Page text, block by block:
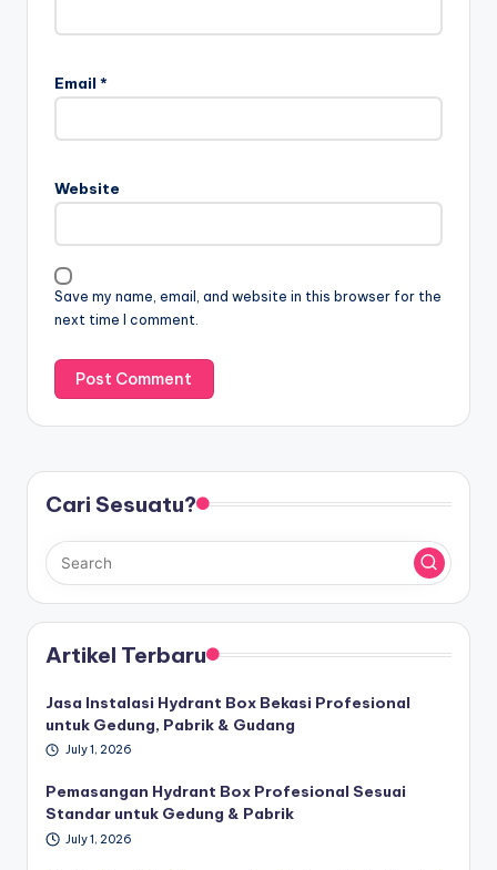
Email *
Website
Save my name, email, and website in this browser for the
next time I comment.
Cari Sesuatu?
Artikel Terbaru
Jasa Instalasi Hydrant Box Bekasi Profesional
untuk Gedung, Pabrik & Gudang
July 1, 2026
Pemasangan Hydrant Box Profesional Sesuai
Standar untuk Gedung & Pabrik
July 1, 2026